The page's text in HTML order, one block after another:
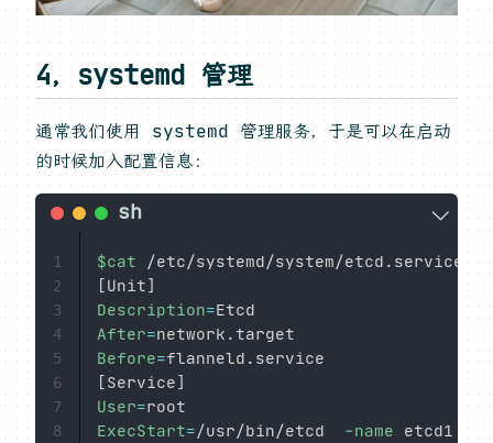
4，systemd 管理
通常我们使用 systemd 管理服务，于是可以在启动
的时候加入配置信息：
$cat
[Unit]
Description=
After=
Before=
[Service]
User=
ExecStart=/usr/bin/etcd -name etcd1 -
1
2
3
4
5
6
7
8